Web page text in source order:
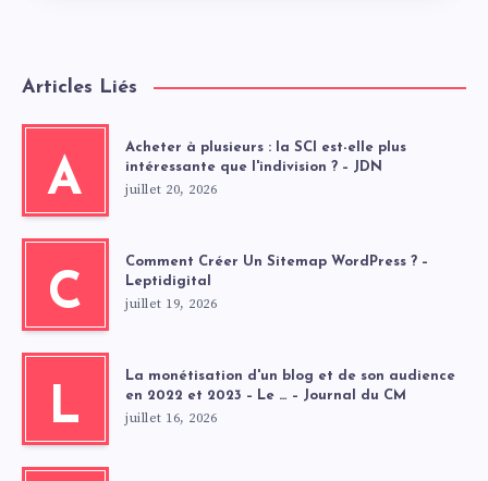
Articles Liés
A
Acheter à plusieurs : la SCI est-elle plus
intéressante que l'indivision ? – JDN
juillet 20, 2026
C
Comment Créer Un Sitemap WordPress ? –
Leptidigital
juillet 19, 2026
L
La monétisation d'un blog et de son audience
en 2022 et 2023 – Le … – Journal du CM
juillet 16, 2026